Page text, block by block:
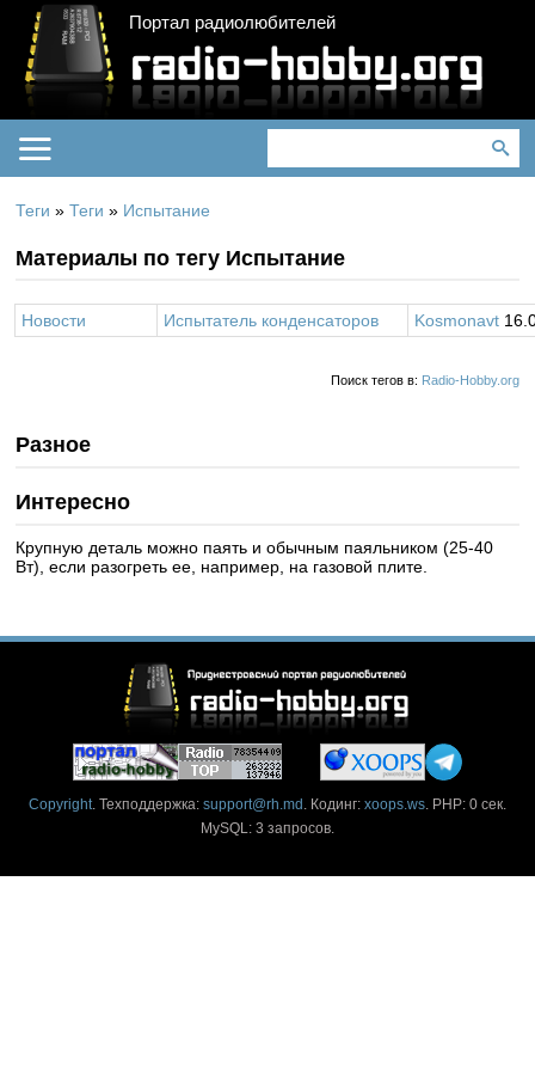
Портал радиолюбителей
Теги »Теги » Испытание
Материалы по тегу Испытание
Новости Испытатель конденсаторов Kosmonavt
Поиск тегов в: Radio-Hobby.org
Разное
Интересно
Крупную деталь можно паять и обычным паяльником (25-40
Вт), если разогреть ее, например, на газовой плите.
Copyright. Техподдержка: support@rh.md . Кодинг: xoops.ws. PHP: 0 сек.
MySQL: 3 запросов.